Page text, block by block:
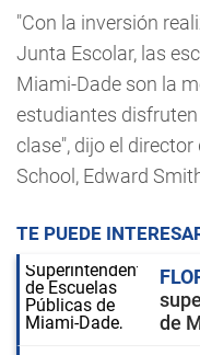
"Con la inversión
Junta Escolar, las
Miami-Dade son la
estudiantes
clase", dijo el
School, Edward
TE PUEDE
de